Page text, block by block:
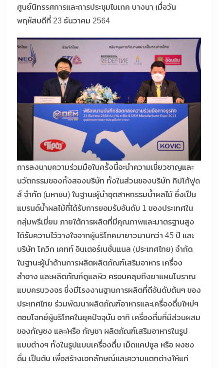
ศูนย์นิทรรศการและการประชุมไบเทค บางนา เมื่อวัน
พฤหัสบดีที่ 23 ธันวาคม 2564
การลงนามความร่วมมือในครั้งนี้จะนำความเชี่ยวชาญและ
นวัตกรรมของทั้งสองบริษัท ทั้งในส่วนของบริษัท ทิปโก้ฟูด
ส์ จำกัด (มหาชน) ในฐานะผู้นำอุตสาหกรรมน้ำผลไม้ ซึ่งเป็น
แบรนด์น้ำผลไม้ที่ได้รับการยอมรับอันดับ 1 ของประเทศใน
กลุ่มพรีเมี่ยม ภายใต้การผลิตที่มีคุณภาพและมาตรฐานสูง
ได้รับความไว้วางใจจากผู้บริโภคมายาวนานกว่า 45 ปี และ
บริษัท โควิก เคทท์ อินเตอร์เนชั่นแนล (ประเทศไทย) จำกัด
ในฐานะผู้นำด้านการผลิตผลิตภัณฑ์เสริมอาหาร เครื่อง
สำอาง และผลิตภัณฑ์ดูแลผิว ครอบคลุมถึงยาแผนโบราณ
แบบครบวงจร ซึ่งมีโรงงานฐานการผลิตที่ดีอันดับต้นๆ ของ
ประเทศไทย ร่วมพัฒนาผลิตภัณฑ์อาหารและเครื่องดื่มใหม่ๆ
ตอบโจทย์ผู้บริโภคในยุคปัจจุบัน อาทิ เครื่องดื่มที่มีส่วนผสม
ของกัญชง และ/หรือ กัญชา ผลิตภัณฑ์เสริมอาหารในรูป
แบบต่างๆ ทั้งในรูปแบบเครื่องดื่ม เม็ดแคปซูล หรือ ผงชง
ดื่ม เป็นต้น เพื่อสร้างเอกลักษณ์และความแตกต่างให้แก่